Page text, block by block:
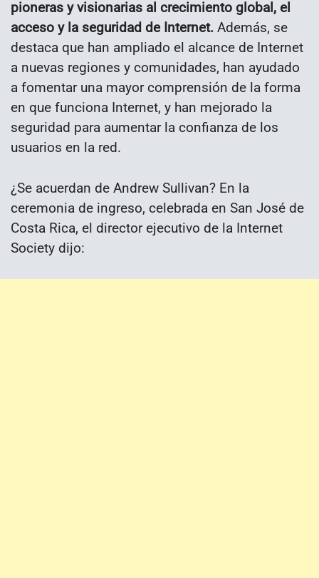
pioneras y visionarias al crecimiento global, el
acceso y la seguridad de Internet. Además, se
destaca que han ampliado el alcance de Internet
a nuevas regiones y comunidades, han ayudado
a fomentar una mayor comprensión de la forma
en que funciona Internet, y han mejorado la
seguridad para aumentar la confianza de los
usuarios en la red.
¿Se acuerdan de Andrew Sullivan? En la
ceremonia de ingreso, celebrada en San José de
Costa Rica, el director ejecutivo de la Internet
Society dijo: